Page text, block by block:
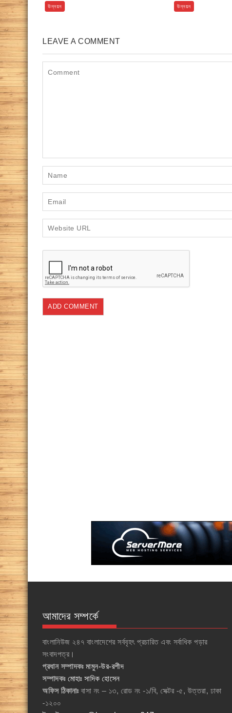
উন্নয়ন উন্নয়ন
LEAVE A COMMENT
আমাদের সম্পর্কে
বাংলানিউজ ২৪৭ বাংলাদেশের সর্ববৃহৎ প্রচারিত এবং সর্বাধিক পড়ার
সংবাদপত্র।
প্রধান সম্পাদকঃ মামুন-উর-রশীদ
সম্পাদকঃ মোহাঃ সাদিক হোসেন
অফিস ঠিকানাঃবাসা নং – ১৩, রোড নং -১/বি, সেক্টর -৫, উত্তরা, ঢাকা
-১২০০